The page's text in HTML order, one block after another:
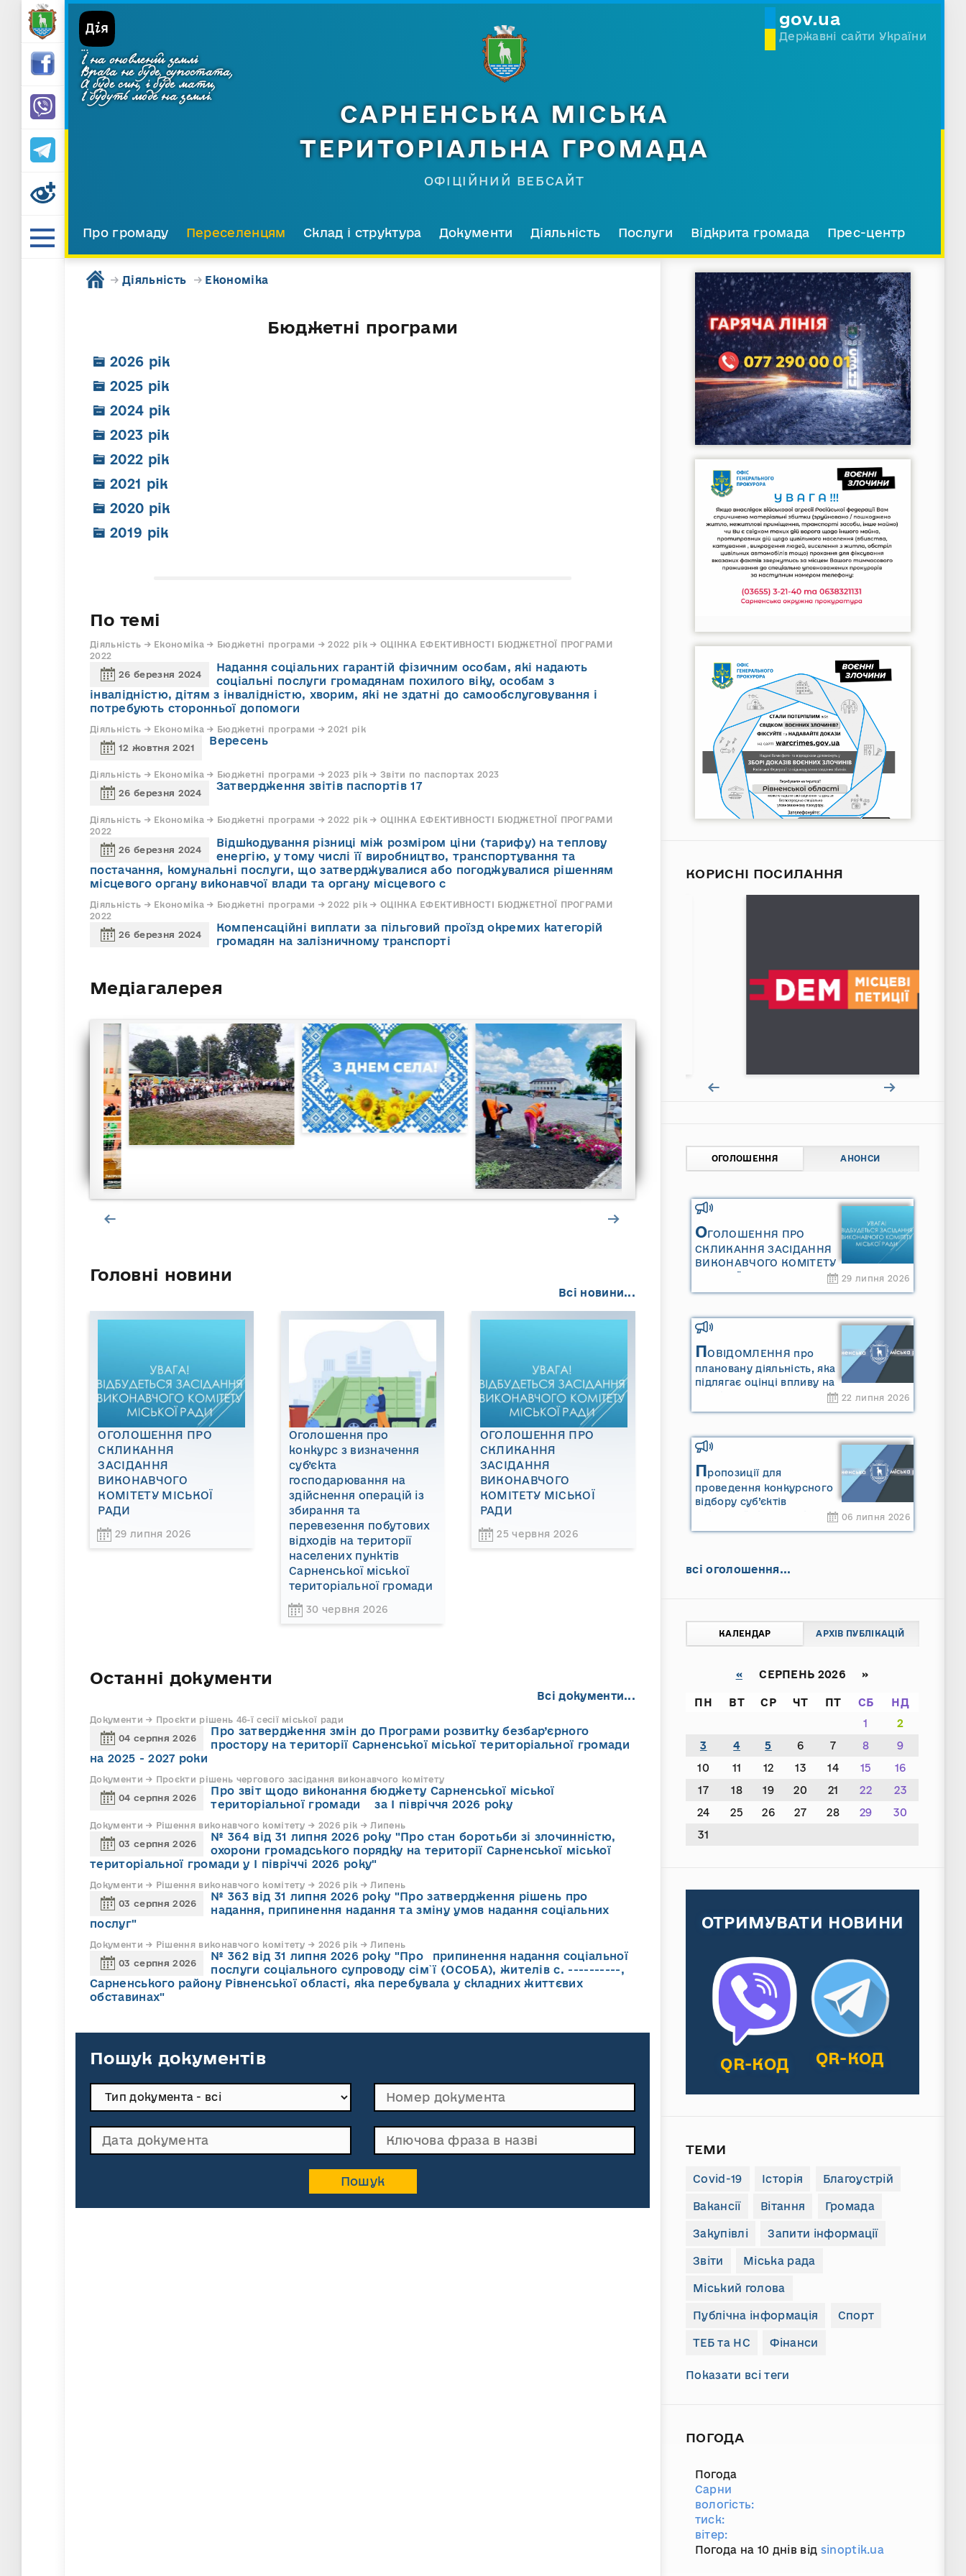
gov.ua
Державні сайти України
...
І на оновленій землі
Врага не буде, супостата,
А буде син, і буде мати,
І будуть люде на землі.
САРНЕНСЬКА МІСЬКА
ТЕРИТОРІАЛЬНА ГРОМАДА
ОФІЦІЙНИЙ ВЕБСАЙТ
Про громаду Переселенцям Склад і структура Документи Діяльність Послуги Відкрита громада Прес-центр
→ Діяльність → Економіка
Бюджетні програми
2026 рік
2025 рік
2024 рік
2023 рік
2022 рік
2021 рік
2020 рік
2019 рік
По темі
Діяльність → Економіка → Бюджетні програми → 2022 рік → ОЦІНКА ЕФЕКТИВНОСТІ БЮДЖЕТНОЇ ПРОГРАМИ
2022
26 березня 2024
Надання соціальних гарантій фізичним особам, які надають
соціальні послуги громадянам похилого віку, особам з
інвалідністю, дітям з інвалідністю, хворим, які не здатні до самообслуговування і
потребують сторонньої допомоги
Діяльність → Економіка → Бюджетні програми → 2021 рік
12 жовтня 2021
Вересень
Діяльність → Економіка → Бюджетні програми → 2023 рік → Звіти по паспортах 2023
26 березня 2024
Затвердження звітів паспортів 17
Діяльність → Економіка → Бюджетні програми → 2022 рік → ОЦІНКА ЕФЕКТИВНОСТІ БЮДЖЕТНОЇ ПРОГРАМИ
2022
26 березня 2024
Відшкодування різниці між розміром ціни (тарифу) на теплову
енергію, у тому числі її виробництво, транспортування та
постачання, комунальні послуги, що затверджувалися або погоджувалися рішенням
місцевого органу виконавчої влади та органу місцевого с
Діяльність → Економіка → Бюджетні програми → 2022 рік → ОЦІНКА ЕФЕКТИВНОСТІ БЮДЖЕТНОЇ ПРОГРАМИ
2022
26 березня 2024
Компенсаційні виплати за пільговий проїзд окремих категорій
громадян на залізничному транспорті
Медіагалерея
Головні новини
Всі новини...
ОГОЛОШЕННЯ ПРО
СКЛИКАННЯ
ЗАСІДАННЯ
ВИКОНАВЧОГО
КОМІТЕТУ МІСЬКОЇ
РАДИ
29 липня 2026
Оголошення про
конкурс з визначення
суб’єкта
господарювання на
здійснення операцій із
збирання та
перевезення побутових
відходів на території
населених пунктів
Сарненської міської
територіальної громади
30 червня 2026
ОГОЛОШЕННЯ ПРО
СКЛИКАННЯ
ЗАСІДАННЯ
ВИКОНАВЧОГО
КОМІТЕТУ МІСЬКОЇ
РАДИ
25 червня 2026
Останні документи
Всі документи...
Документи → Проєкти рішень 46-ї сесії міської ради
04 серпня 2026
Про затвердження змін до Програми розвитку безбар’єрного
простору на території Сарненської міської територіальної громади
на 2025 - 2027 роки
Документи → Проєкти рішень чергового засідання виконавчого комітету
04 серпня 2026
Про звіт щодо виконання бюджету Сарненської міської
територіальної громади за І півріччя 2026 року
Документи → Рішення виконавчого комітету → 2026 рік → Липень
03 серпня 2026
№ 364 від 31 липня 2026 року "Про стан боротьби зі злочинністю,
охорони громадського порядку на території Сарненської міської
територіальної громади у І півріччі 2026 року"
Документи → Рішення виконавчого комітету → 2026 рік → Липень
03 серпня 2026
№ 363 від 31 липня 2026 року "Про затвердження рішень про
надання, припинення надання та зміну умов надання соціальних
послуг"
Документи → Рішення виконавчого комітету → 2026 рік → Липень
03 серпня 2026
№ 362 від 31 липня 2026 року "Про припинення надання соціальної
послуги соціального супроводу cім`ї (ОСОБА), жителів с. ----------,
Сарненського району Рівненської області, яка перебувала у складних життєвих
обставинах"
Пошук документів
КОРИСНІ ПОСИЛАННЯ
ОГОЛОШЕННЯ АНОНСИ
ОГОЛОШЕННЯ ПРО
СКЛИКАННЯ ЗАСІДАННЯ
ВИКОНАВЧОГО КОМІТЕТУ
МІСЬКОЇ РАДИ
29 липня 2026
ПОВІДОМЛЕННЯ про
плановану діяльність, яка
підлягає оцінці впливу на
довкілля ТОВАРИСТВО З
ОБМЕЖЕНОЮ
"САРНИ ОІЛ"
22 липня 2026
Пропозиції для
проведення конкурсного
відбору суб’єктів
06 липня 2026
всі оголошення...
КАЛЕНДАР АРХІВ ПУБЛІКАЦІЙ
«СЕРПЕНЬ 2026 »
ПН ВТ СР ЧТ ПТ СБ
НД
1
2
3
4 5 6 7 8
9
10
11 12 13 14 15
16
17
18 19 20 21 22
23
24
25 26 27 28 29
30
31
ОТРИМУВАТИ НОВИНИ
QR-КОД QR-КОД
ТЕМИ
Covid-19 Історія Благоустрій
Вакансії Вітання Громада
Закупівлі Запити інформації
Звіти Міська рада
Міський голова
Публічна інформація Спорт
ТЕБ та НС Фінанси
Показати всі теги
ПОГОДА
Погода
Сарни
вологість:
тиск:
вітер:
Погода на 10 днів від sinoptik.ua